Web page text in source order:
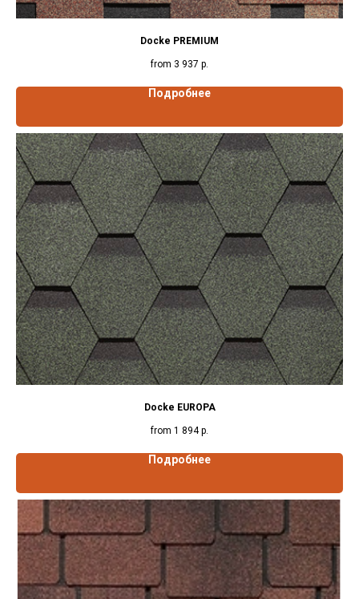
Docke PREMIUM
from 3 937 р.
Подробнее
Docke EUROPA
from 1 894 р.
Подробнее